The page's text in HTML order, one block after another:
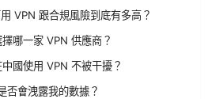
VPN 跟合規風險到底有多高？
哪一家 VPN 供應商？
國使用 VPN 不被干擾？
否會洩露我的數據？